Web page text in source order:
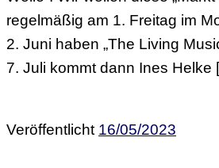
regelmäßig am 1. Freitag im
2. Juni haben „The Living
7. Juli kommt dann Ines
Veröffentlicht 16/05/2023